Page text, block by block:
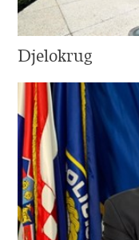
Djelokrug